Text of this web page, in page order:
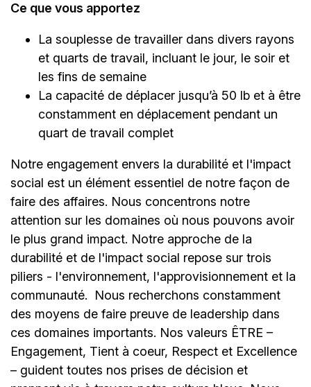
Ce que vous apportez
La souplesse de travailler dans divers rayons
et quarts de travail, incluant le jour, le soir et
les fins de semaine
La capacité de déplacer jusqu’à 50 lb et à être
constamment en déplacement pendant un
quart de travail complet
Notre engagement envers la durabilité et l'impact
social est un élément essentiel de notre façon de
faire des affaires. Nous concentrons notre
attention sur les domaines où nous pouvons avoir
le plus grand impact. Notre approche de la
durabilité et de l'impact social repose sur trois
piliers - l'environnement, l'approvisionnement et la
communauté.
Nous recherchons constamment
des moyens de faire preuve de leadership dans
ces domaines importants. Nos valeurs ÊTRE –
Engagement, Tient à coeur, Respect et Excellence
– guident toutes nos prises de décision et